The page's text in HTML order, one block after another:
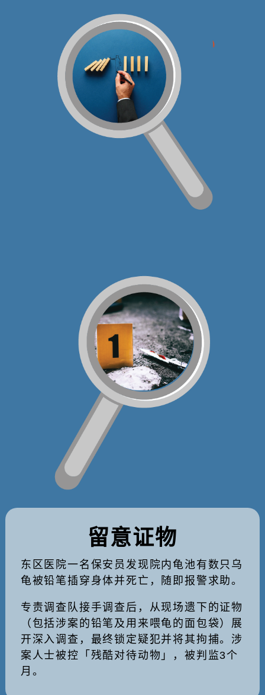
留意证物
东区医院一名保安员发现院内龟池有数只乌
龟被铅笔插穿身体并死亡，随即报警求助。
专责调查队接手调查后，从现场遗下的证物
（包括涉案的铅笔及用来喂龟的面包袋）展
开深入调查，最终锁定疑犯并将其拘捕。涉
案人士被控「残酷对待动物」，被判监3个
月。